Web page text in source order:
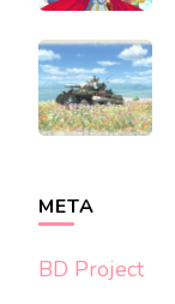
META
BD Project